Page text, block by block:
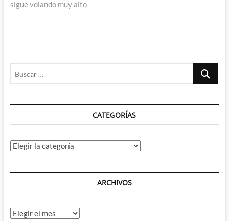
sigue volando muy alto
Buscar
CATEGORÍAS
Categorías
ARCHIVOS
Archivos